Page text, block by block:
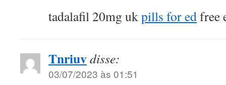
tadalafil 20mg ukpills for edfree
Tnriuvdisse:
03/07/2023 às 01:51